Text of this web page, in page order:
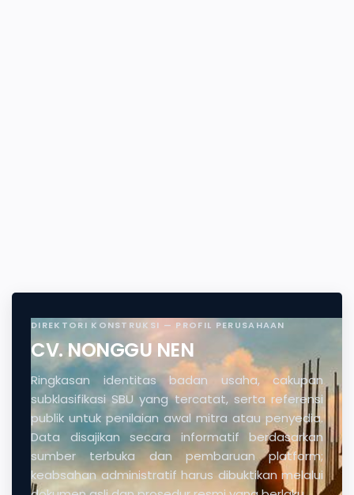
DIREKTORI KONSTRUKSI — PROFIL PERUSAHAAN
CV. NONGGU NEN
Ringkasan identitas badan usaha, cakupan
subklasifikasi SBU yang tercatat, serta referensi
publik untuk penilaian awal mitra atau penyedia.
Data disajikan secara informatif berdasarkan
sumber terbuka dan pembaruan platform;
keabsahan administratif harus dibuktikan melalui